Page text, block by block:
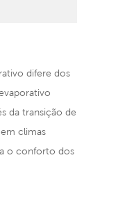
difere dos
da transição de
climas
o conforto dos